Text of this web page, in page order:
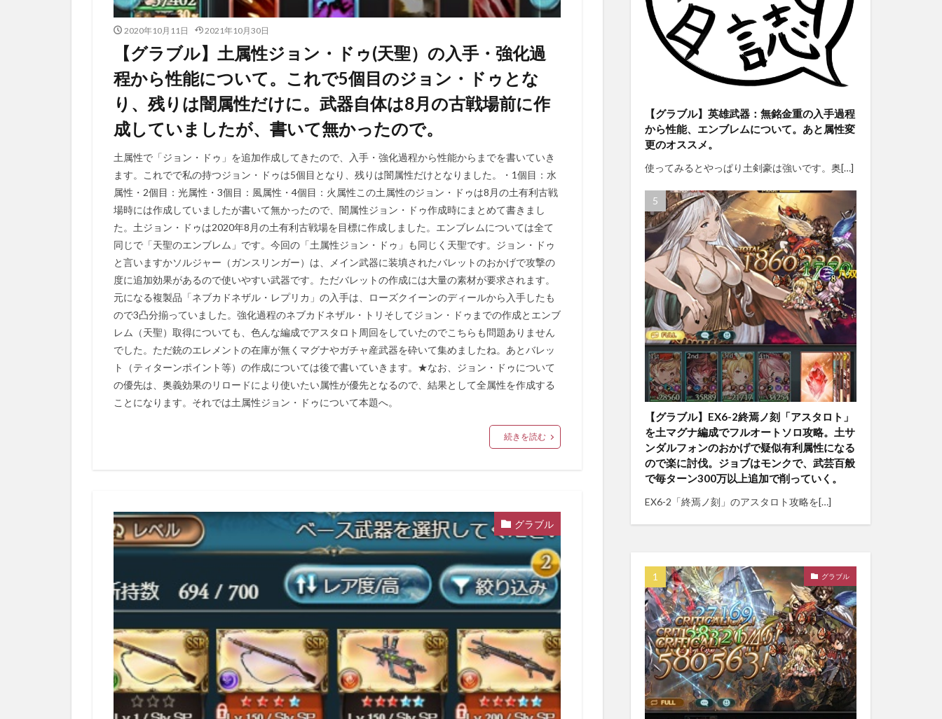
2020年10月11日 2021年10月30日
【グラブル】土属性ジョン・ドゥ(天聖）の入手・強化過
程から性能について。これで5個目のジョン・ドゥとな
り、残りは闇属性だけに。武器自体は8月の古戦場前に作
成していましたが、書いて無かったので。
土属性で「ジョン・ドゥ」を追加作成してきたので、入手・強化過程から性能からまでを書いていき
ます。これでで私の持つジョン・ドゥは5個目となり、残りは闇属性だけとなりました。・1個目：水
属性・2個目：光属性・3個目：風属性・4個目：火属性この土属性のジョン・ドゥは8月の土有利古戦
場時には作成していましたが書いて無かったので、闇属性ジョン・ドゥ作成時にまとめて書きまし
た。土ジョン・ドゥは2020年8月の土有利古戦場を目標に作成しました。エンブレムについては全て
同じで「天聖のエンブレム」です。今回の「土属性ジョン・ドゥ」も同じく天聖です。ジョン・ドゥ
と言いますかソルジャー（ガンスリンガー）は、メイン武器に装填されたバレットのおかげで攻撃の
度に追加効果があるので使いやすい武器です。ただバレットの作成には大量の素材が要求されます。
元になる複製品「ネブカドネザル・レプリカ」の入手は、ローズクイーンのディールから入手したも
ので3凸分揃っていました。強化過程のネブカドネザル・トリそしてジョン・ドゥまでの作成とエンブ
レム（天聖）取得についても、色んな編成でアスタロト周回をしていたのでこちらも問題ありません
でした。ただ銃のエレメントの在庫が無くマグナやガチャ産武器を砕いて集めましたね。あとバレッ
ト（ティターンポイント等）の作成については後で書いていきます。★なお、ジョン・ドゥについて
の優先は、奥義効果のリロードにより使いたい属性が優先となるので、結果として全属性を作成する
ことになります。それでは土属性ジョン・ドゥについて本題へ。
続きを読む
グラブル
【グラブル】英雄武器：無銘金重の入手過程
から性能、エンブレムについて。あと属性変
更のオススメ。
使ってみるとやっぱり土剣豪は強いです。奥[…]
【グラブル】EX6-2終焉ノ刻「アスタロト」
を土マグナ編成でフルオートソロ攻略。土サ
ンダルフォンのおかげで疑似有利属性になる
ので楽に討伐。ジョブはモンクで、武芸百般
で毎ターン300万以上追加で削っていく。
EX6-2「終焉ノ刻」のアスタロト攻略を[…]
グラブル